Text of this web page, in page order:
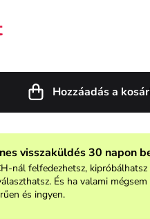
Hozzáadás a
visszaküldés 30 napon
nál felfedezhetsz,
És ha valami
és ingyen.